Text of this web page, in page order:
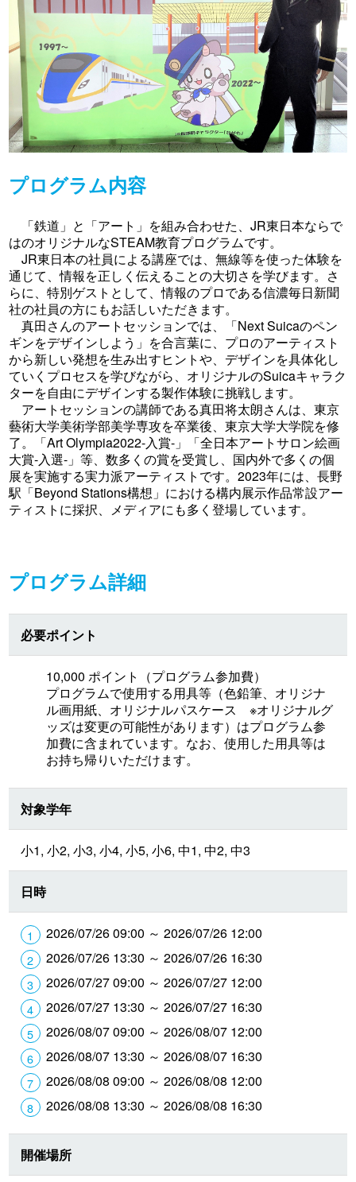
プログラム内容
「鉄道」と「アート」を組み合わせた、JR東日本ならで
はのオリジナルなSTEAM教育プログラムです。
JR東日本の社員による講座では、無線等を使った体験を
通じて、情報を正しく伝えることの大切さを学びます。さ
らに、特別ゲストとして、情報のプロである信濃毎日新聞
社の社員の方にもお話しいただきます。
真田さんのアートセッションでは、「Next Suicaのペン
ギンをデザインしよう」を合言葉に、プロのアーティスト
から新しい発想を生み出すヒントや、デザインを具体化し
ていくプロセスを学びながら、オリジナルのSuicaキャラク
ターを自由にデザインする製作体験に挑戦します。
アートセッションの講師である真田将太朗さんは、東京
藝術大学美術学部美学専攻を卒業後、東京大学大学院を修
了。「Art Olympia2022-入賞-」「全日本アートサロン絵画
大賞-入選-」等、数多くの賞を受賞し、国内外で多くの個
展を実施する実力派アーティストです。2023年には、長野
駅「Beyond Stations構想」における構内展示作品常設アー
ティストに採択、メディアにも多く登場しています。
プログラム詳細
必要ポイント
10,000 ポイント（プログラム参加費）
プログラムで使用する用具等（色鉛筆、オリジナ
ル画用紙、オリジナルパスケース ※オリジナルグ
ッズは変更の可能性があります）はプログラム参
加費に含まれています。なお、使用した用具等は
お持ち帰りいただけます。
対象学年
小1, 小2, 小3, 小4, 小5, 小6, 中1, 中2, 中3
日時
2026/07/26 09:00 ～ 2026/07/26 12:00
2026/07/26 13:30 ～ 2026/07/26 16:30
2026/07/27 09:00 ～ 2026/07/27 12:00
2026/07/27 13:30 ～ 2026/07/27 16:30
2026/08/07 09:00 ～ 2026/08/07 12:00
2026/08/07 13:30 ～ 2026/08/07 16:30
2026/08/08 09:00 ～ 2026/08/08 12:00
2026/08/08 13:30 ～ 2026/08/08 16:30
開催場所